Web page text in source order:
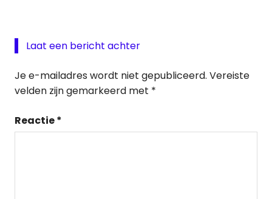
Laat een bericht achter
Je e-mailadres wordt niet gepubliceerd. Vereiste
velden zijn gemarkeerd met *
Reactie*